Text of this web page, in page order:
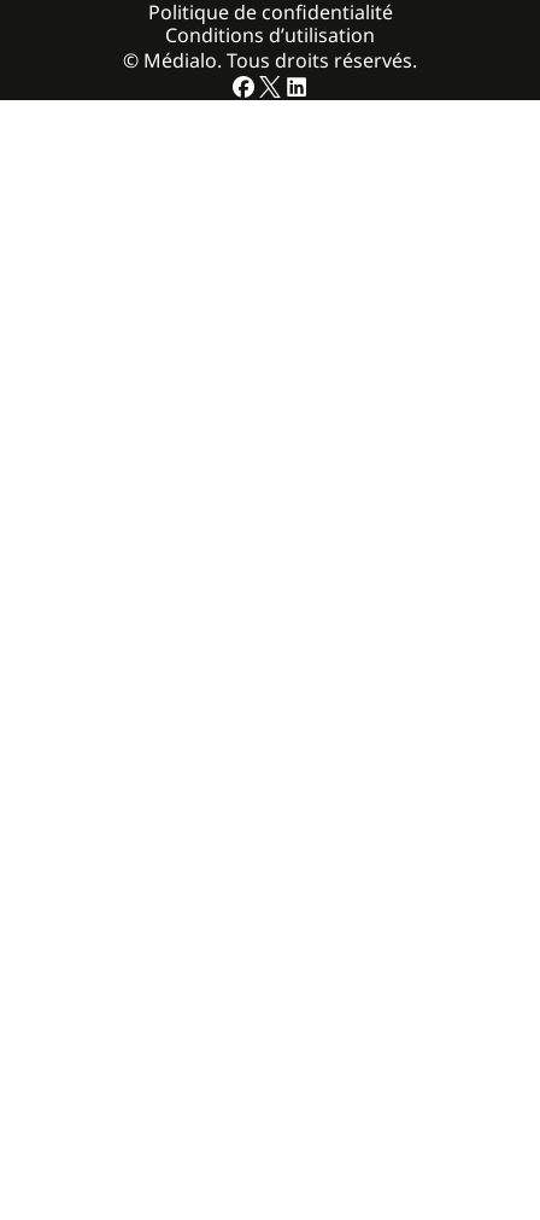
© Médialo. Tous droits réservés.
Politique de confidentialité
Conditions d’utilisation